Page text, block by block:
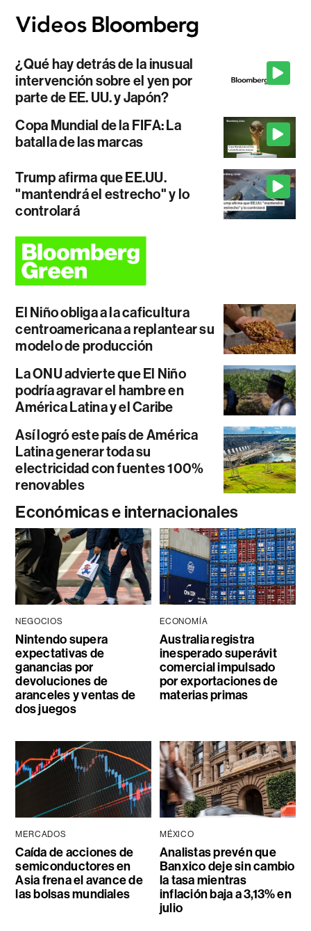
¿Qué hay detrás de la inusual
intervención sobre el yen por
parte de EE. UU. y Japón?
Copa Mundial de la FIFA: La
batalla de las marcas
Trump afirma que EE.UU.
"mantendrá el estrecho" y lo
controlará
El Niño obliga a la caficultura
centroamericana a replantear su
modelo de producción
La ONU advierte que El Niño
podría agravar el hambre en
América Latina y el Caribe
Así logró este país de América
Latina generar toda su
electricidad con fuentes 100%
renovables
Económicas e internacionales
NEGOCIOS
Nintendo supera
expectativas de
ganancias por
devoluciones de
aranceles y ventas de
dos juegos
ECONOMÍA
Australia registra
inesperado superávit
comercial impulsado
por exportaciones de
materias primas
MERCADOS
Caída de acciones de
semiconductores en
Asia frena el avance de
las bolsas mundiales
MÉXICO
Analistas prevén que
Banxico deje sin cambio
la tasa mientras
inflación baja a 3,13% en
julio